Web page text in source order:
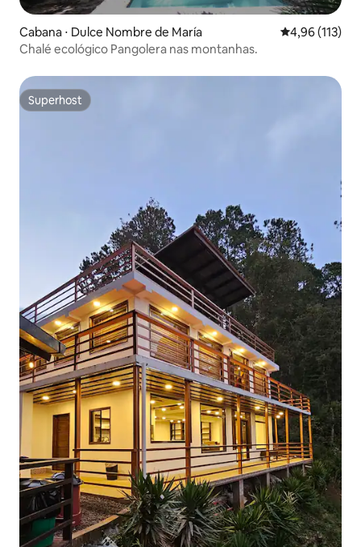
Cabana ⋅ Dulce Nombre de María 4,96 de uma
4,96 (113)
Chalé ecológico Pangolera nas montanhas.
Superhost
Superhost